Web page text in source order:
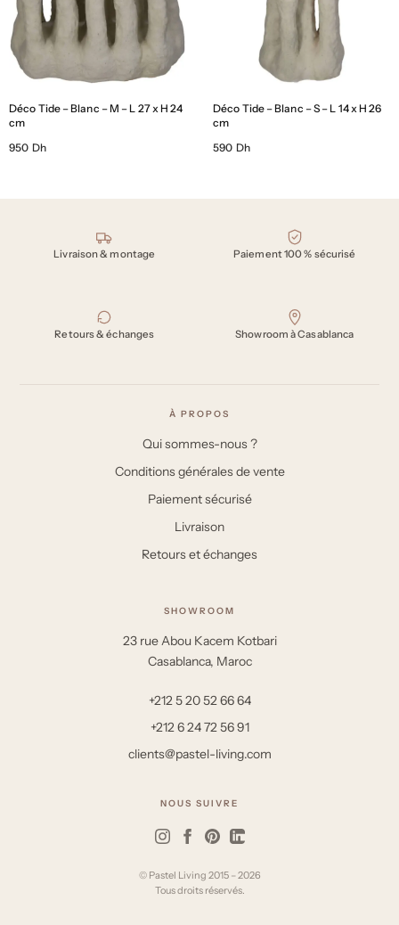
Déco Tide – Blanc – M – L 27 x H 24
cm
950 Dh
Déco Tide – Blanc – S – L 14 x H 26
cm
590 Dh
Nos engagements
Livraison & montage Paiement 100 % sécurisé
Retours & échanges Showroom à Casablanca
À PROPOS
Qui sommes-nous ?
Conditions générales de vente
Paiement sécurisé
Livraison
Retours et échanges
SHOWROOM
23 rue Abou Kacem Kotbari
Casablanca, Maroc
+212 5 20 52 66 64
+212 6 24 72 56 91
clients@pastel-living.com
NOUS SUIVRE
© Pastel Living 2015 – 2026
Tous droits réservés.